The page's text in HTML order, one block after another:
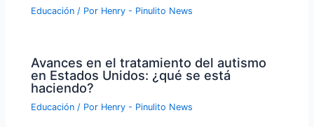
Educación / Por Henry - Pinulito News
Avances en el tratamiento del autismo
en Estados Unidos: ¿qué se está
haciendo?
Educación / Por Henry - Pinulito News